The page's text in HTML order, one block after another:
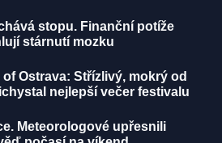
stopu. Finanční potíže
stárnutí mozku
Ostrava: Střízlivý, mokrý od
nejlepší večer festivalu
Meteorologové upřesnili